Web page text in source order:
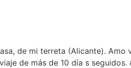
de mi terreta (Alicante).
de más de 10 día s